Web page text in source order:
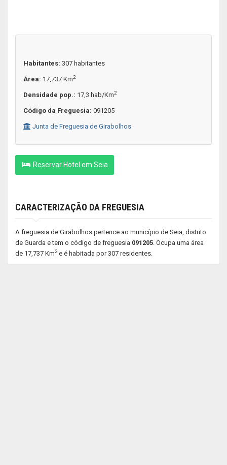
Habitantes: 307 habitantes
Área: 17,737 Km2
Densidade pop.: 17,3 hab/Km2
Código da Freguesia: 091205
Junta de Freguesia de Girabolhos
Reservar Hotel em Seia
CARACTERIZAÇÃO DA FREGUESIA
A freguesia de Girabolhos pertence ao município de Seia, distrito
de Guarda e tem o código de freguesia 091205. Ocupa uma área
de 17,737 Km2e é habitada por 307 residentes.